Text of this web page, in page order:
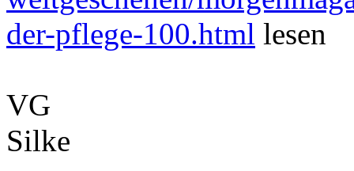
der-pflege-100.html lesen
VG
Silke